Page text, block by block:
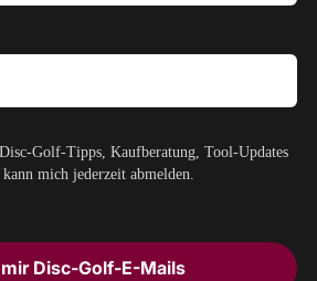
Golf-Tipps, Kaufberatung, Tool-Updates
mich jederzeit abmelden.
Disc-Golf-E-Mails